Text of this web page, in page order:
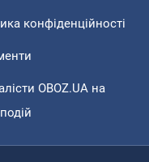
конфіденційності
OBOZ.UA на